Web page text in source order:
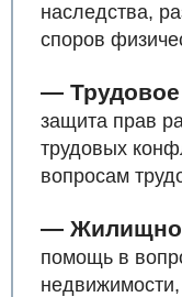
наследства,
споров
—
защита прав
трудовых
вопросам
—
помощь в